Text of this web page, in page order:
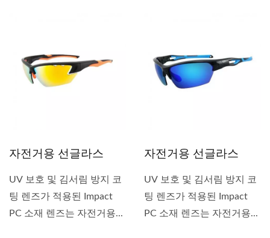
자전거용 선글라스
UV 보호 및 김서림 방지 코
팅 렌즈가 적용된 Impact
PC 소재 렌즈는 자전거용...
자전거용 선글라스
UV 보호 및 김서림 방지 코
팅 렌즈가 적용된 Impact
PC 소재 렌즈는 자전거용...